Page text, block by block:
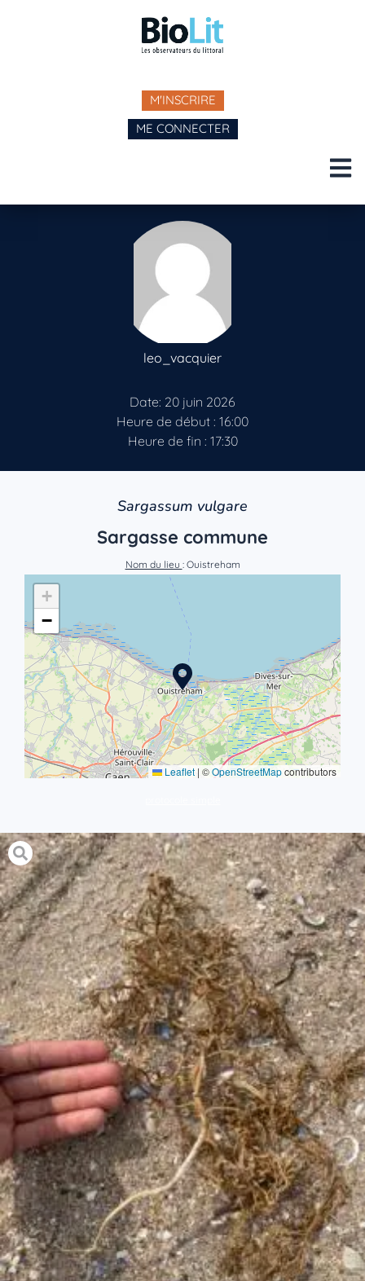
M'INSCRIRE
ME CONNECTER
leo_vacquier
Date: 20 juin 2026
Heure de début : 16:00
Heure de fin : 17:30
Sargassum vulgare
Sargasse commune
Nom du lieu : Ouistreham
+
−
Leaflet | ©OpenStreetMapcontributors